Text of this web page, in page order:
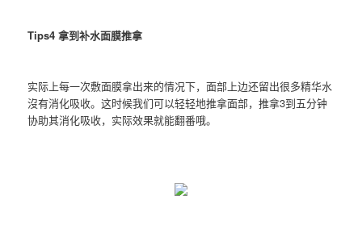
Tips4 拿到补水面膜推拿
实际上每一次敷面膜拿出来的情况下，面部上边还留出很多精华水
沒有消化吸收。这时候我们可以轻轻地推拿面部，推拿3到五分钟
协助其消化吸收，实际效果就能翻番哦。